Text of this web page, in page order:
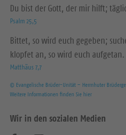
Du bist der Gott, der mir hilft;
Psalm 25,5
Bittet, so wird euch gegeben;
klopfet an, so wird euch aufgetan.
Matthäus 7,7
© Evangelische Brüder-Unität – Herrnhuter
Weitere Informationen finden Sie hier
Wir in den sozialen Medien